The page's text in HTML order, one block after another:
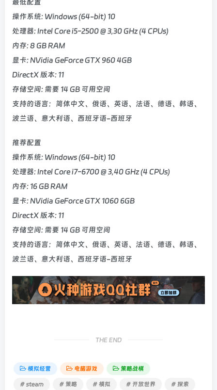
最低配置
操作系统: Windows (64-bit) 10
处理器: Intel Core i5-2500 @ 3,30 GHz (4 CPUs)
内存: 8 GB RAM
显卡: NVidia GeForce GTX 960 4GB
DirectX 版本: 11
存储空间: 需要 14 GB 可用空间
支持的语言：简体中文、俄语、英语、法语、德语、韩语、
波兰语、意大利语、西班牙语-西班牙
推荐配置
操作系统: Windows (64-bit) 10
处理器: Intel Core i7-6700 @ 3,40 GHz (4 CPUs)
内存: 16 GB RAM
显卡: NVidia GeForce GTX 1060 6GB
DirectX 版本: 11
存储空间: 需要 14 GB 可用空间
支持的语言：简体中文、俄语、英语、法语、德语、韩语、
波兰语、意大利语、西班牙语-西班牙
THE END
模拟经营 电脑游戏 策略战棋
# steam # 策略 # 模拟 # 开放世界 # 探索